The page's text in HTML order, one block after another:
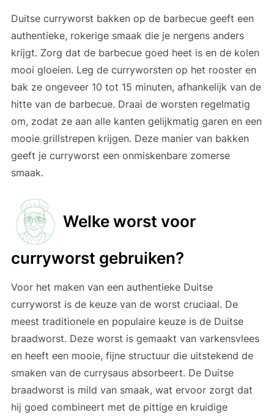
Duitse curryworst bakken op de barbecue geeft een
authentieke, rokerige smaak die je nergens anders
krijgt. Zorg dat de barbecue goed heet is en de kolen
mooi gloeien. Leg de curryworsten op het rooster en
bak ze ongeveer 10 tot 15 minuten, afhankelijk van de
hitte van de barbecue. Draai de worsten regelmatig
om, zodat ze aan alle kanten gelijkmatig garen en een
mooie grillstrepen krijgen. Deze manier van bakken
geeft je curryworst een onmiskenbare zomerse
smaak.
Welke worst voor
curryworst gebruiken?
Voor het maken van een authentieke Duitse
curryworst is de keuze van de worst cruciaal. De
meest traditionele en populaire keuze is de Duitse
braadworst. Deze worst is gemaakt van varkensvlees
en heeft een mooie, fijne structuur die uitstekend de
smaken van de currysaus absorbeert. De Duitse
braadworst is mild van smaak, wat ervoor zorgt dat
hij goed combineert met de pittige en kruidige